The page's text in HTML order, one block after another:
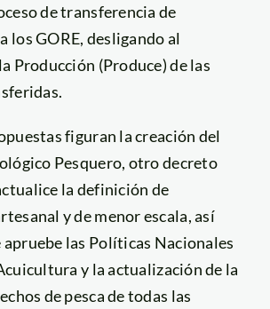
de transferencia de
los GORE, desligando al
Producción (Produce) de las
figuran la creación del
Pesquero, otro decreto
la definición de
y de menor escala, así
las Políticas Nacionales
y la actualización de la
de pesca de todas las